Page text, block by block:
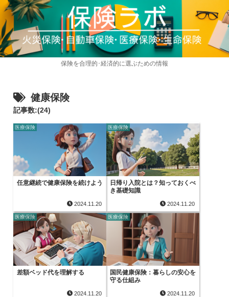
保険を合理的･経済的に選ぶための情報
健康保険
記事数:(24)
医療保険
任意継続で健康保険を続けよう
2024.11.20
医療保険
日帰り入院とは？知っておくべ
き基礎知識
2024.11.20
医療保険
差額ベッド代を理解する
2024.11.20
医療保険
国民健康保険：暮らしの安心を
守る仕組み
2024.11.20